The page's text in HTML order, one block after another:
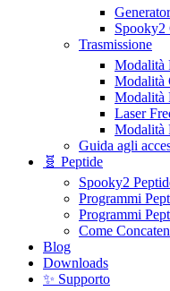
Spooky2
Trasmissione
Modalità
Modalità
Modalità
Laser
Modalità
Guida agli
🧬 Peptide
Spooky2
Programmi
Programmi
Come
Blog
Downloads
✨ Supporto